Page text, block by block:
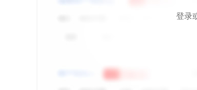
登录